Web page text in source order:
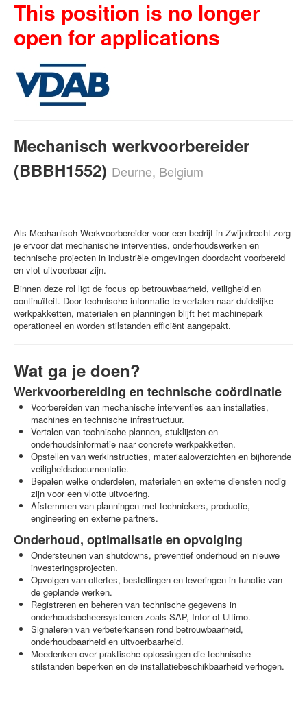
This position is no longer
open for applications
Mechanisch werkvoorbereider
(BBBH1552) Deurne, Belgium
Als Mechanisch Werkvoorbereider voor een bedrijf in Zwijndrecht zorg
je ervoor dat mechanische interventies, onderhoudswerken en
technische projecten in industriële omgevingen doordacht voorbereid
en vlot uitvoerbaar zijn.
Binnen deze rol ligt de focus op betrouwbaarheid, veiligheid en
continuïteit. Door technische informatie te vertalen naar duidelijke
werkpakketten, materialen en planningen blijft het machinepark
operationeel en worden stilstanden efficiënt aangepakt.
Wat ga je doen?
Werkvoorbereiding en technische coördinatie
Voorbereiden van mechanische interventies aan installaties,
machines en technische infrastructuur.
Vertalen van technische plannen, stuklijsten en
onderhoudsinformatie naar concrete werkpakketten.
Opstellen van werkinstructies, materiaaloverzichten en bijhorende
veiligheidsdocumentatie.
Bepalen welke onderdelen, materialen en externe diensten nodig
zijn voor een vlotte uitvoering.
Afstemmen van planningen met techniekers, productie,
engineering en externe partners.
Onderhoud, optimalisatie en opvolging
Ondersteunen van shutdowns, preventief onderhoud en nieuwe
investeringsprojecten.
Opvolgen van offertes, bestellingen en leveringen in functie van
de geplande werken.
Registreren en beheren van technische gegevens in
onderhoudsbeheersystemen zoals SAP, Infor of Ultimo.
Signaleren van verbeterkansen rond betrouwbaarheid,
onderhoudbaarheid en uitvoerbaarheid.
Meedenken over praktische oplossingen die technische
stilstanden beperken en de installatiebeschikbaarheid verhogen.